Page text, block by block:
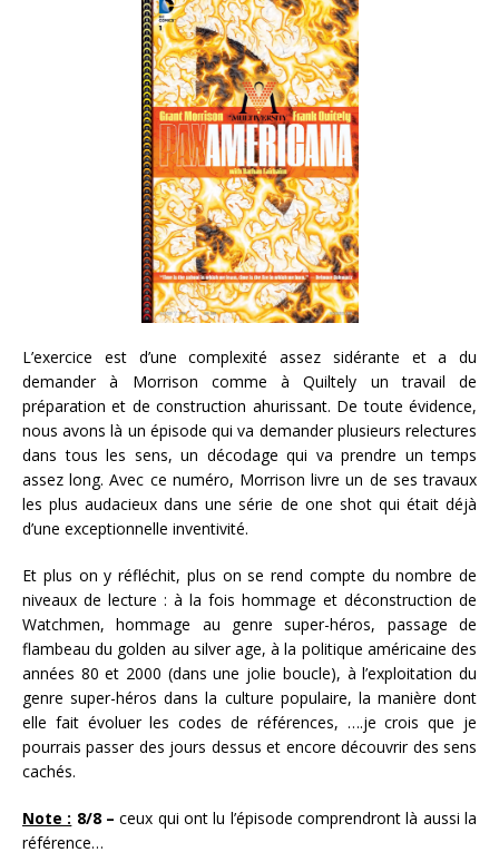
L’exercice est d’une complexité assez sidérante et a du
demander à Morrison comme à Quiltely un travail de
préparation et de construction ahurissant. De toute évidence,
nous avons là un épisode qui va demander plusieurs relectures
dans tous les sens, un décodage qui va prendre un temps
assez long. Avec ce numéro, Morrison livre un de ses travaux
les plus audacieux dans une série de one shot qui était déjà
d’une exceptionnelle inventivité.
Et plus on y réfléchit, plus on se rend compte du nombre de
niveaux de lecture : à la fois hommage et déconstruction de
Watchmen, hommage au genre super-héros, passage de
flambeau du golden au silver age, à la politique américaine des
années 80 et 2000 (dans une jolie boucle), à l’exploitation du
genre super-héros dans la culture populaire, la manière dont
elle fait évoluer les codes de références, ….je crois que je
pourrais passer des jours dessus et encore découvrir des sens
cachés.
Note : 8/8 – ceux qui ont lu l’épisode comprendront là aussi la
référence…